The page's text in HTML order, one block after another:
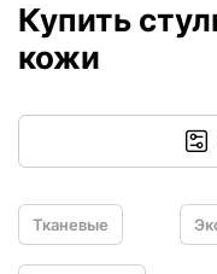
Купить
кожи
Тканевые